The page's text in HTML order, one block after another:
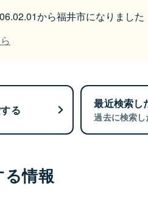
から福井市になりました
る 最近検索し
過去に検索し
情報